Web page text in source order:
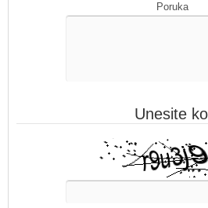
Poruka
Unesite